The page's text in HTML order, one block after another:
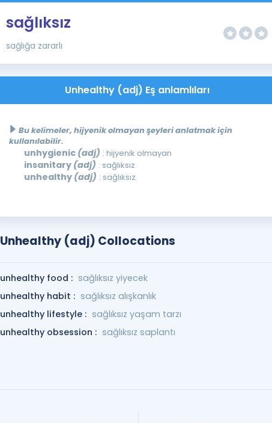
sağlıksız
sağlığa zararlı
Unhealthy (adj) Eş anlamlıları
Bu kelimeler, hijyenik olmayan şeyleri anlatmak için
kullanılabilir.
unhygienic (adj) : hijyenik olmayan
insanitary (adj) : sağlıksız
unhealthy (adj) : sağlıksız
Unhealthy (adj) Collocations
unhealthy food : sağlıksız yiyecek
unhealthy habit : sağlıksız alışkanlık
unhealthy lifestyle : sağlıksız yaşam tarzı
unhealthy obsession : sağlıksız saplantı